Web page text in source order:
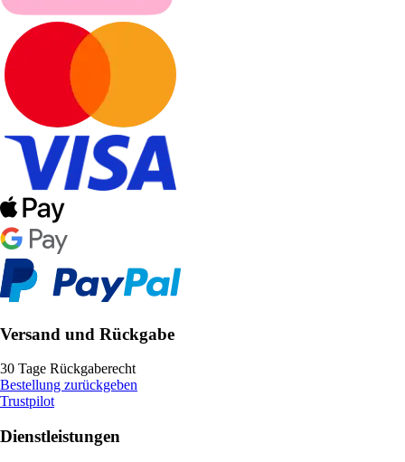
Versand und Rückgabe
30 Tage Rückgaberecht
Bestellung zurückgeben
Trustpilot
Dienstleistungen